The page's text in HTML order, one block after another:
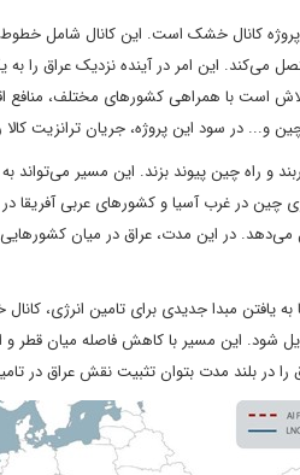
پروژه‌ کانال خشک است. این کانال شامل
می‌کند. این امر در آینده نزدیک عراق را
است با همراهی کشور‌های مختلف، منافع
و... در سود این پروژه، جریان ترانزیت
و راه چین پیوند بزند. این مسیر
می‌دهد. در این مدت، عراق در میان
به یافتن مبدا جدیدی برای تامین انرژی،
شود. این مسیر با کاهش فاصله‌ میان قطر و
در بلند مدت بتوان تثبیت نقش عراق در